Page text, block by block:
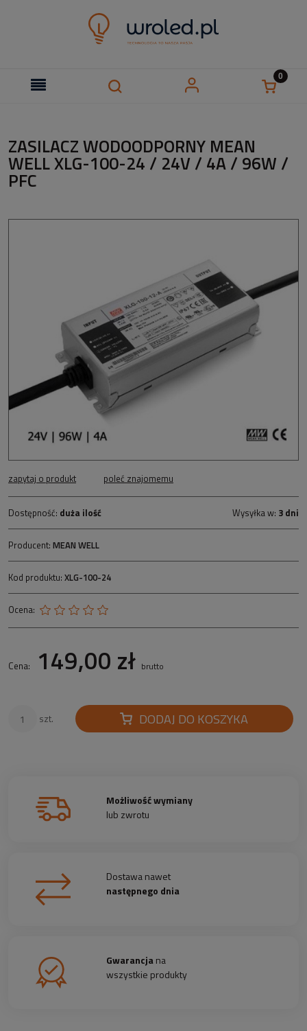
ZASILACZ WODOODPORNY MEAN
WELL XLG-100-24 / 24V / 4A / 96W /
PFC
zapytaj o produkt poleć znajomemu
Dostępność: duża ilość Wysyłka w: 3 dni
Producent: MEAN WELL
Kod produktu: XLG-100-24
Ocena:
Cena: 149,00 zł brutto
szt. DODAJ DO KOSZYKA
Możliwość wymiany
lub zwrotu
Dostawa nawet
następnego dnia
Gwarancjana
wszystkie produkty